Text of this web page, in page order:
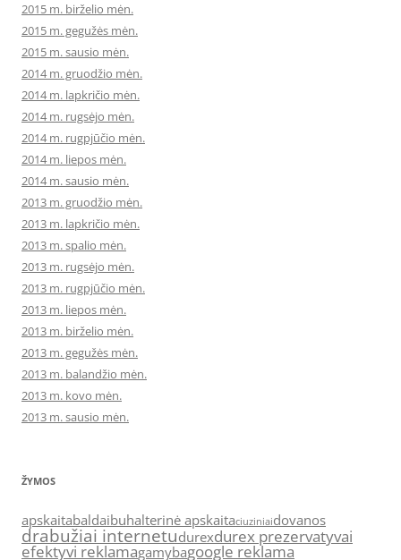
2015 m. birželio mėn.
2015 m. gegužės mėn.
2015 m. sausio mėn.
2014 m. gruodžio mėn.
2014 m. lapkričio mėn.
2014 m. rugsėjo mėn.
2014 m. rugpjūčio mėn.
2014 m. liepos mėn.
2014 m. sausio mėn.
2013 m. gruodžio mėn.
2013 m. lapkričio mėn.
2013 m. spalio mėn.
2013 m. rugsėjo mėn.
2013 m. rugpjūčio mėn.
2013 m. liepos mėn.
2013 m. birželio mėn.
2013 m. gegužės mėn.
2013 m. balandžio mėn.
2013 m. kovo mėn.
2013 m. sausio mėn.
ŽYMOS
apskaitabaldaibuhalterinė apskaitaciuziniaidovanos
drabužiai internetudurexdurex prezervatyvai
efektyvi reklamagamybagoogle reklama